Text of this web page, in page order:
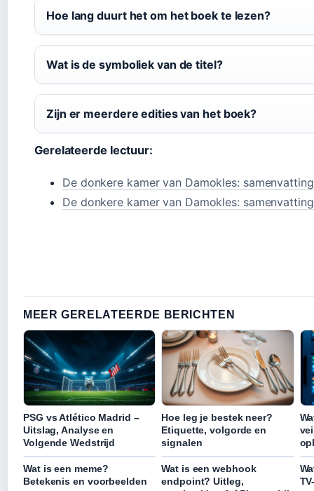
Hoe lang duurt het om het boek te lezen?
Wat is de symboliek van de titel?
Zijn er meerdere edities van het boek?
Gerelateerde lectuur:
De donkere kamer van Damokles:
De donkere kamer van Damokles:
MEER GERELATEERDE BERICHTEN
PSG vs Atlético Madrid –
Uitslag, Analyse en
Volgende Wedstrijd
Hoe leg je bestek neer?
Etiquette, volgorde en
signalen
Wat is een meme?
Betekenis en voorbeelden
Wat is een webhook
endpoint? Uitleg,